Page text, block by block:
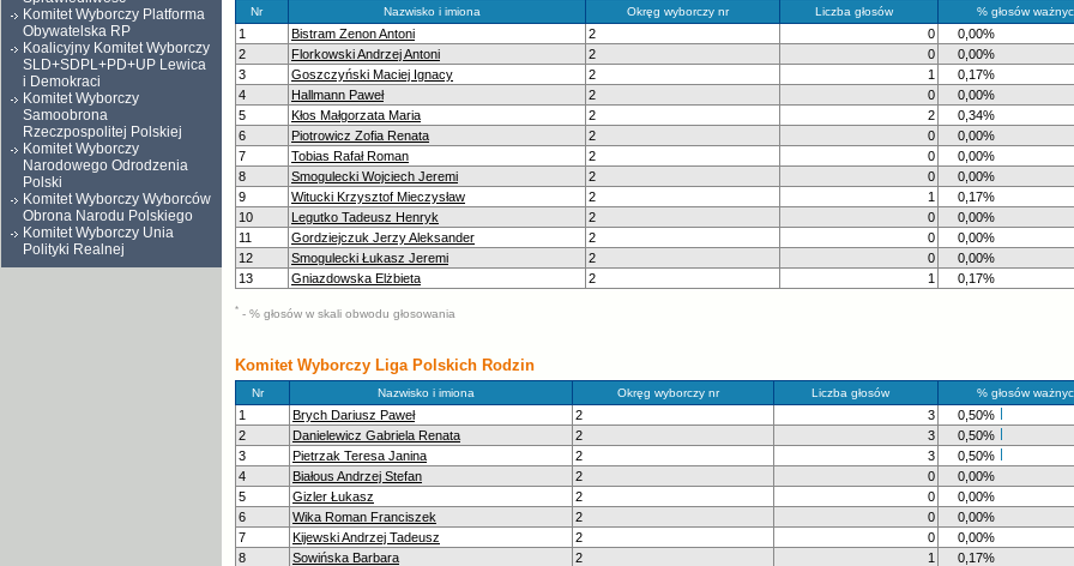
Nr Nazwisko i imiona Okręg wyborczy nr Liczba głosów % głosów
1 Bistram Zenon Antoni 2 0
0,00%
2
Florkowski Andrzej Antoni 2 0
0,00%
3
Goszczyński Maciej Ignacy 2 1
0,17%
4
Hallmann Paweł 2 0
0,00%
5
Kłos Małgorzata Maria 2 2
0,34%
6
Piotrowicz Zofia Renata 2 0
0,00%
7
Tobias Rafał Roman 2 0
0,00%
8
Smogulecki Wojciech Jeremi 2 0
0,00%
9
Witucki Krzysztof Mieczysław 2 1
0,17%
10
Legutko Tadeusz Henryk 2 0
0,00%
11
Gordziejczuk Jerzy Aleksander 2 0
0,00%
12
Smogulecki Łukasz Jeremi 2 0
0,00%
13
Gniazdowska Elżbieta 2 1 0,17%
* - % głosów w skali obwodu głosowania
Komitet Wyborczy Liga Polskich Rodzin
Nr Nazwisko i imiona Okręg wyborczy nr Liczba głosów % głosów
1 Brych Dariusz Paweł 2 3
0,50%
2
Danielewicz Gabriela Renata 2 3
0,50%
3
Pietrzak Teresa Janina 2 3
0,50%
4
Białous Andrzej Stefan 2 0
0,00%
5
Gizler Łukasz 2 0
0,00%
6
Wika Roman Franciszek 2 0
0,00%
7
Kijewski Andrzej Tadeusz 2 0
0,00%
8
Sowińska Barbara 2 1
0,17%
Komitet Wyborczy Platforma
Obywatelska RP
Koalicyjny Komitet Wyborczy
SLD+SDPL+PD+UP Lewica
i Demokraci
Komitet Wyborczy
Samoobrona
Rzeczpospolitej Polskiej
Komitet Wyborczy
Narodowego Odrodzenia
Polski
Komitet Wyborczy Wyborców
Obrona Narodu Polskiego
Komitet Wyborczy Unia
Polityki Realnej